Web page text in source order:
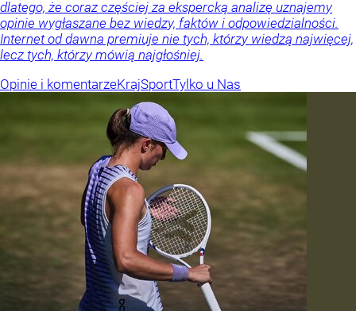
dlatego, że coraz częściej za ekspercką analizę uznajemy
opinie wygłaszane bez wiedzy, faktów i odpowiedzialności.
Internet od dawna premiuje nie tych, którzy wiedzą najwięcej,
lecz tych, którzy mówią najgłośniej.
Opinie i komentarzeKrajSportTylko u Nas